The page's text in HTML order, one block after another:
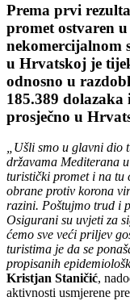
Prema prvi
promet ostvaren
nekomercijalnom
u Hrvatskoj je
odnosno u
185.389 dolazaka i
prosječno u
„Ušli smo u glavni
državama Mediterana
turistički promet i na tu
obrane protiv korona
razini. Poštujmo trud i
Osigurani su uvjeti za
ćemo sve veći priljev
turistima je da se
propisanih
Kristjan Staničić,
aktivnosti usmjerene